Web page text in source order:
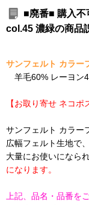
■廃番■ 購入不
col.45 濃緑の商品
サンフェルト カラー
羊毛60% レーヨン
【お取り寄せ ネコポ
サンフェルト カラ
広幅フェルト生地で
大量にお使いになら
になります。
上記、品名・品番を